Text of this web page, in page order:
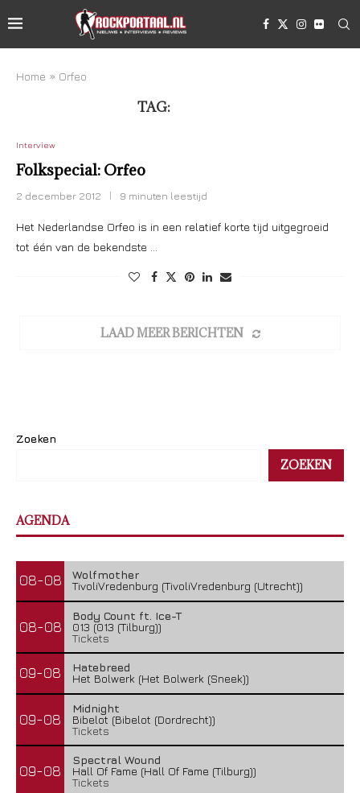
Home » Orfeo
TAG:
Interview
Folkspecial: Orfeo
2 december 2012 9 minuten leestijd
Het Nederlandse Orfeo is in een relatief korte tijd uitgegroeid
tot één van de bekendste …
LAAD MEER BERICHTEN
Zoeken
ZOEKEN
AGENDA
08-08
Wolfmother
TivoliVredenburg (TivoliVredenburg (Utrecht))
08-08
Body Count ft. Ice-T
013 (013 (Tilburg))
Tickets
09-08
Hatebreed
Het Bolwerk (Het Bolwerk (Sneek))
09-08
Midnight
Bibelot (Bibelot (Dordrecht))
Tickets
09-08
Spectral Wound
Hall Of Fame (Hall Of Fame (Tilburg))
Tickets